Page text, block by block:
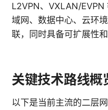
L2VPN、VXLAN/EVPN
域网、数据中心、云环
联，同时具备可扩展性
关键技术路线概
以下是当前主流的二层